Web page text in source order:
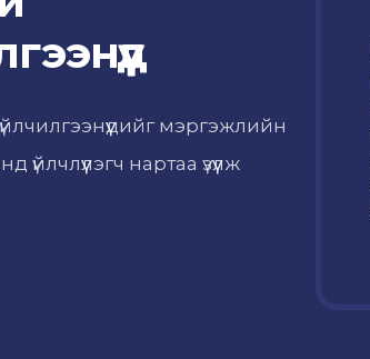
мэргэжлийн
үйлчлүүлэгч нартаа үзүүлж